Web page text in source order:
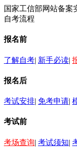
国家工信部网站备案
自考流程
报名前
了解自考| 新手必读|
报名后
考试安排| 免考申请|
考试前
考场查询| 考试须知|